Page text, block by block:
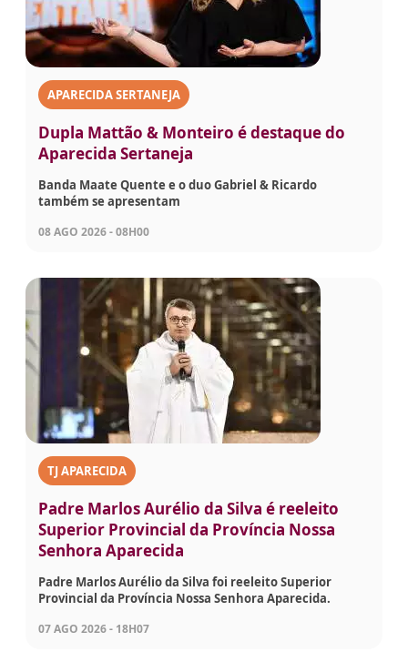
APARECIDA SERTANEJA
Dupla Mattão & Monteiro é destaque do
Aparecida Sertaneja
Banda Maate Quente e o duo Gabriel & Ricardo
também se apresentam
08 AGO 2026 - 08H00
TJ APARECIDA
Padre Marlos Aurélio da Silva é reeleito
Superior Provincial da Província Nossa
Senhora Aparecida
Padre Marlos Aurélio da Silva foi reeleito Superior
Provincial da Província Nossa Senhora Aparecida.
07 AGO 2026 - 18H07